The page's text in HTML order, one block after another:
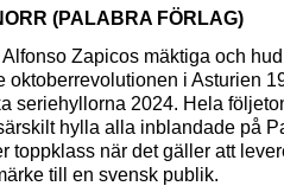
(PALABRA FÖRLAG)
Zapicos mäktiga och
oktoberrevolutionen i Asturien
seriehyllorna 2024. Hela
hylla alla inblandade på
toppklass när det gäller att
till en svensk publik.